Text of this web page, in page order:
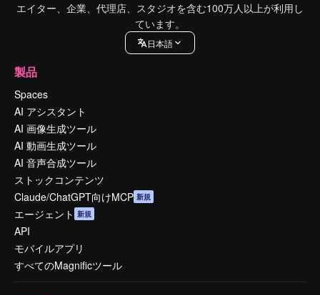
エイター、企業、代理店、スタジオを含む100万人以上が利用し
ています。
日本語
製品
Spaces
AI アシスタント
AI 画像生成ツール
AI 動画生成ツール
AI 音声合成ツール
ストックコンテンツ
Claude/ChatGPT向けMCP 新規
エージェント 新規
API
モバイルアプリ
すべてのMagnificツール